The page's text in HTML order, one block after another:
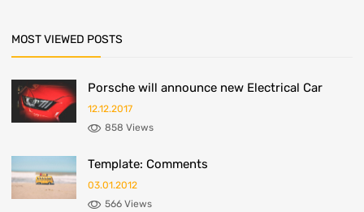
MOST VIEWED POSTS
Porsche will announce new Electrical Car
12.12.2017
858 Views
Template: Comments
03.01.2012
566 Views